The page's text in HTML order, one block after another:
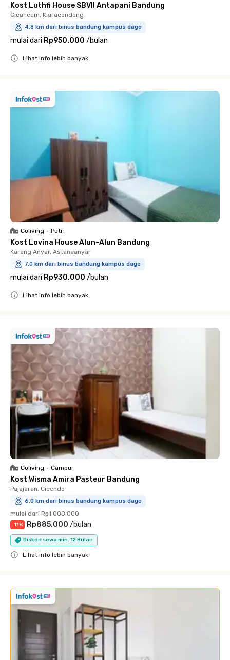
Kost Luthfi House SBVII Antapani Bandung
Cicaheum, Kiaracondong
4.8 km dari binus bandung kampus dago
mulai dari Rp950.000 /bulan
Lihat info lebih banyak
Coliving • Putri
Kost Lovina House Alun-Alun Bandung
Karang Anyar, Astanaanyar
7.0 km dari binus bandung kampus dago
mulai dari Rp930.000 /bulan
Lihat info lebih banyak
Coliving • Campur
Kost Wisma Amira Pasteur Bandung
Pajajaran, Cicendo
6.0 km dari binus bandung kampus dago
mulai dari Rp1.000.000
-11% Rp885.000 /bulan
Diskon sewa min. 12 Bulan
Lihat info lebih banyak